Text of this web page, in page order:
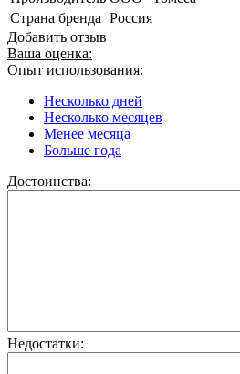
Страна бренда Россия
Добавить отзыв
Ваша оценка:
Опыт использования:
Несколько дней
Несколько месяцев
Менее месяца
Больше года
Достоинства:
Недостатки: